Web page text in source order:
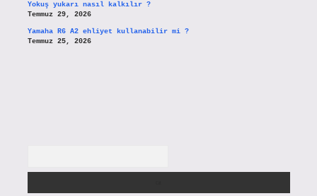
Yokuş yukarı nasıl kalkılır ?
Temmuz 29, 2026
Yamaha R6 A2 ehliyet kullanabilir mi ?
Temmuz 25, 2026